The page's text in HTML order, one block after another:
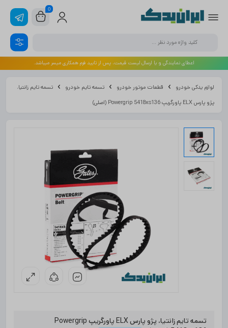
0
اعطای نمایندگی و یا ارسال لیست قیمت، پس از تایید فرم همکاری میسر میباشد.
لوازم یدکی خودرو قطعات موتور خودرو تسمه تایم خودرو
تسمه تایم زانتیا،
پژو پارس ELX پاورگریپ Powergrip 5418xs136 (اصلی)
تسمه تایم زانتیا، پژو پارس ELX پاورگریپ Powergrip